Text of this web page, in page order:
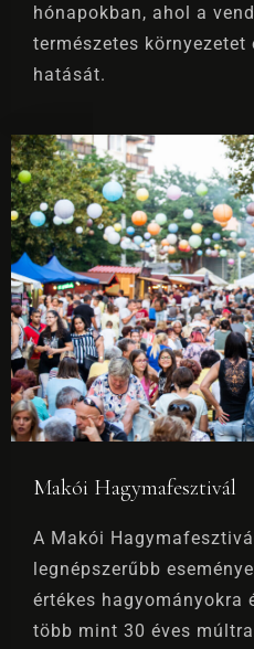
hónapokban, ahol a
természetes
hatását.
Makói Hagymafesztivál
A Makói
legnépszerűbb
értékes hagyományokra
több mint 30 éves
Kijelentkezés
1